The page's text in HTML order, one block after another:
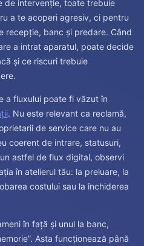
de intervenție, toate trebuie
a te acoperi agresiv, ci pentru
recepție, banc și predare. Când
a intrat aparatul, poate decide
și ce riscuri trebuie
a fluxului poate fi văzut în
. Nu este relevant ca reclamă,
de service care nu au
coerent de intrare, statusuri,
astfel de flux digital, observi
în atelierul tău: la preluare, la
costului sau la închiderea
în față și unul la banc,
Asta funcționează până